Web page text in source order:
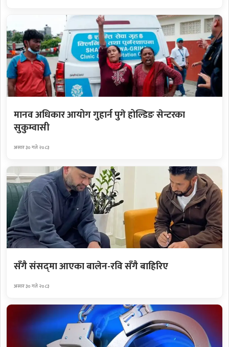
मानव अधिकार आयोग गुहार्न पुगे होल्डिङ सेन्टरका
सुकुम्वासी
असार ३० गते २०८३
सँगै संसद्‌मा आएका बालेन-रवि सँगै बाहिरिए
असार ३० गते २०८३